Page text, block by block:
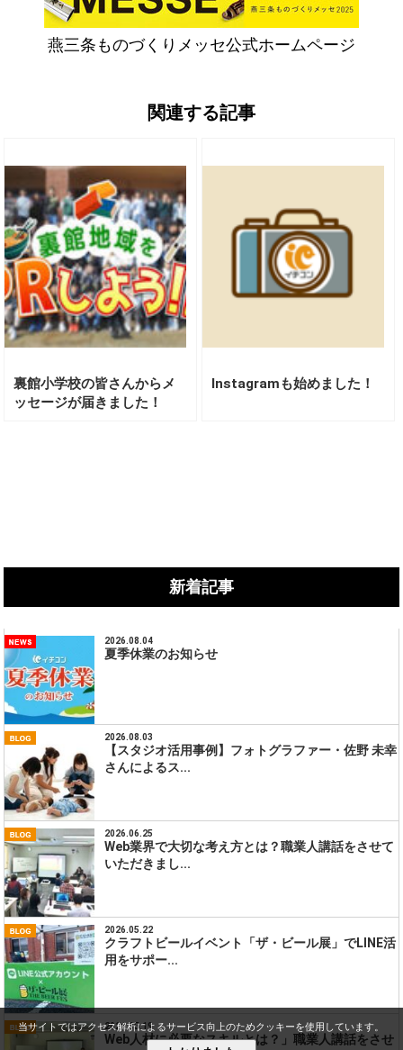
燕三条ものづくりメッセ公式ホームページ
関連する記事
裏館小学校の皆さんからメ
ッセージが届きました！
Instagramも始めました！
新着記事
2026.08.04
夏季休業のお知らせ
2026.08.03
【スタジオ活用事例】フォトグラファー・佐野 未幸
さんによるス...
2026.06.25
Web業界で大切な考え方とは？職業人講話をさせて
いただきまし...
2026.05.22
クラフトビールイベント「ザ・ビール展」でLINE活
用をサポー...
2026.05.19
Web人材に必要なスキルとは？」職業人講話をさせ
当サイトではアクセス解析によるサービス向上のためクッキーを使用しています。